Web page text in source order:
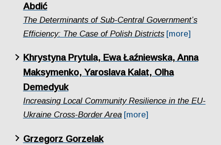
Abdić
The Determinants of Sub-Central Government’s
Efficiency: The Case of Polish Districts [more]
Khrystyna Prytula, Ewa Łaźniewska, Anna
Maksymenko, Yaroslava Kalat, Olha
Demedyuk
Increasing Local Community Resilience in the EU-
Ukraine Cross-Border Area [more]
Grzegorz Gorzelak